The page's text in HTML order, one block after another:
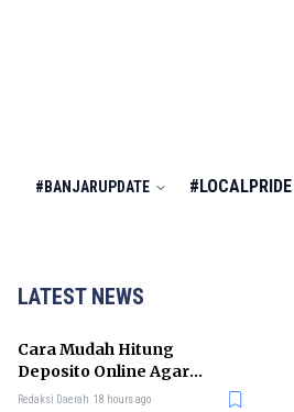
#BANJARUPDATE #LOCALPRIDE
LATEST NEWS
Cara Mudah Hitung
Deposito Online Agar
Untung dalam Jangka
Redaksi Daerah 18 hours ago